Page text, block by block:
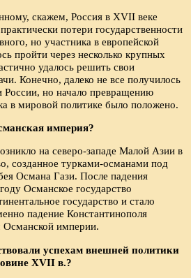
скажем, Россия в XVII веке
потери государственности
но участника в европейской
пройти через несколько крупных
удалось решить свои
Конечно, далеко не все получилось
России, но начало превращению
в мировой политике было положено.
империя?
на северо-западе Малой Азии в
созданное турками-османами под
Османа Гази. После падения
Османское государство
государство и стало
падение Константинополя
Османской империи.
успехам внешней политики
XVII в.?